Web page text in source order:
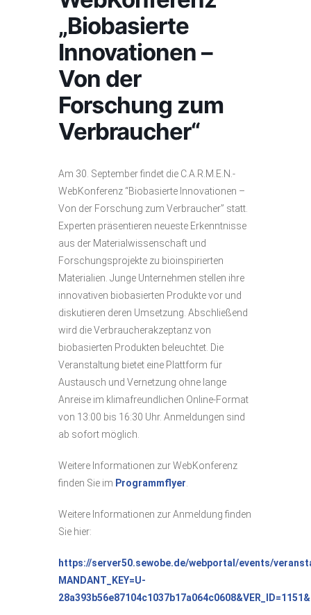
„Biobasierte
Innovationen –
Von der
Forschung zum
Verbraucher“
Am 30. September findet die C.A.R.M.E.N.-
WebKonferenz “Biobasierte Innovationen –
Von der Forschung zum Verbraucher” statt.
Experten präsentieren neueste Erkenntnisse
aus der Materialwissenschaft und
Forschungsprojekte zu bioinspirierten
Materialien. Junge Unternehmen stellen ihre
innovativen biobasierten Produkte vor und
diskutieren deren Umsetzung. Abschließend
wird die Verbraucherakzeptanz von
biobasierten Produkten beleuchtet. Die
Veranstaltung bietet eine Plattform für
Austausch und Vernetzung ohne lange
Anreise im klimafreundlichen Online-Format
von 13:00 bis 16:30 Uhr. Anmeldungen sind
ab sofort möglich.
Weitere Informationen zur WebKonferenz
finden Sie im Programmflyer
Weitere Informationen zur Anmeldung finden
Sie hier:
https://server50.sewobe.de/webportal/events/
MANDANT_KEY=U-